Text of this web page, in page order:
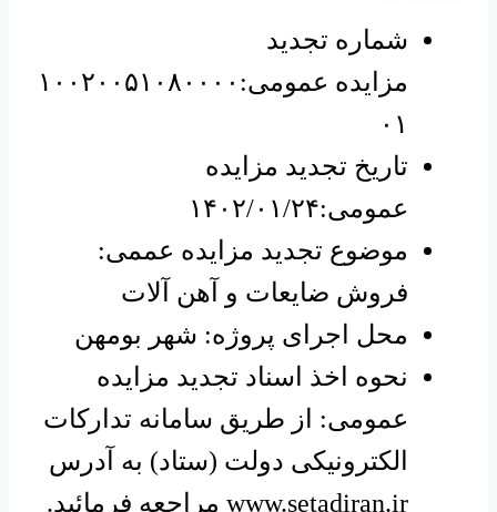
شماره تجدید
مزایده عمومی:۱۰۰۲۰۰۵۱۰۸۰۰۰۰
۰۱
تاریخ تجدید مزایده
عمومی:۱۴۰۲/۰۱/۲۴
موضوع تجدید مزایده عممی:
فروش ضایعات و آهن آلات
محل اجرای پروژه: شهر بومهن
نحوه اخذ اسناد تجدید مزایده
عمومی: از طریق سامانه تدارکات
الکترونیکی دولت (ستاد) به آدرس
www.setadiran.ir مراجعه فرمائید.